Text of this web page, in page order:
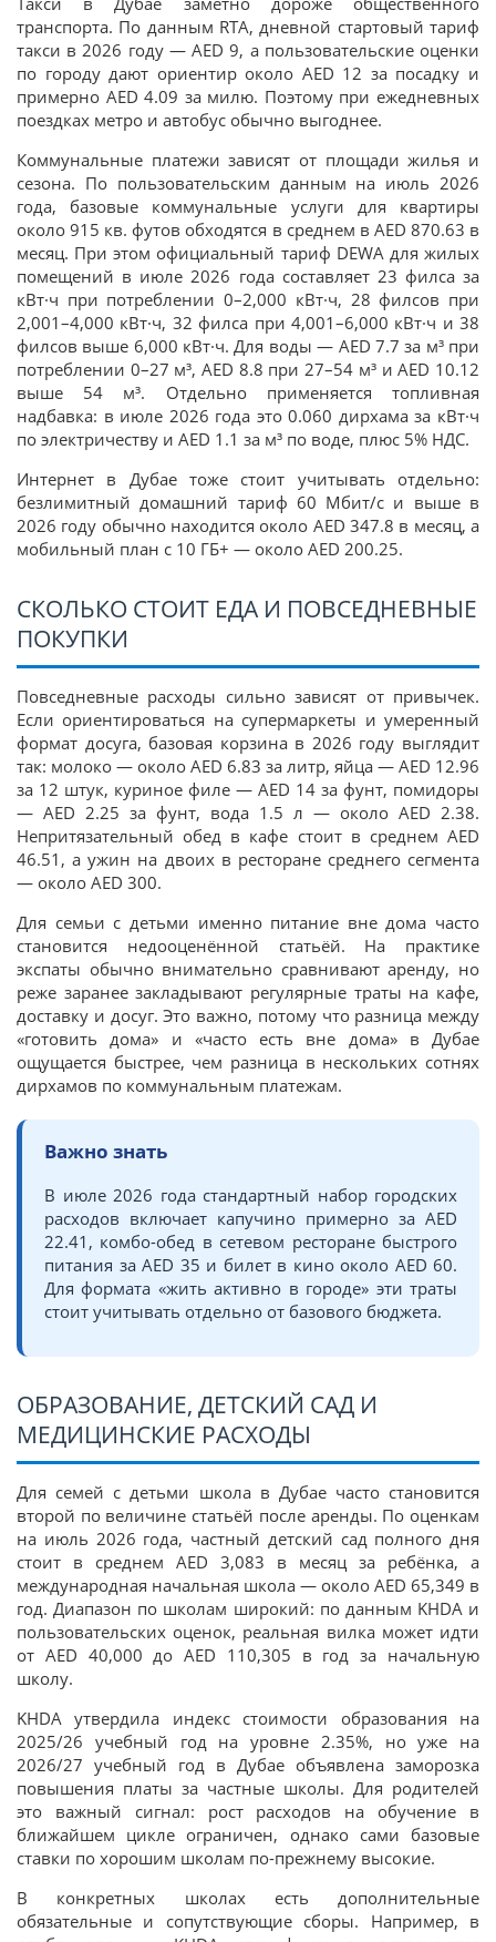
транспорта. По данным RTA, дневной стартовый тариф
такси в 2026 году — AED 9, а пользовательские оценки
по городу дают ориентир около AED 12 за посадку и
примерно AED 4.09 за милю. Поэтому при ежедневных
поездках метро и автобус обычно выгоднее.
Коммунальные платежи зависят от площади жилья и
сезона. По пользовательским данным на июль 2026
года, базовые коммунальные услуги для квартиры
около 915 кв. футов обходятся в среднем в AED 870.63 в
месяц. При этом официальный тариф DEWA для жилых
помещений в июле 2026 года составляет 23 филса за
кВт·ч при потреблении 0–2,000 кВт·ч, 28 филсов при
2,001–4,000 кВт·ч, 32 филса при 4,001–6,000 кВт·ч и 38
филсов выше 6,000 кВт·ч. Для воды — AED 7.7 за м³ при
потреблении 0–27 м³, AED 8.8 при 27–54 м³ и AED 10.12
выше 54 м³. Отдельно применяется топливная
надбавка: в июле 2026 года это 0.060 дирхама за кВт·ч
по электричеству и AED 1.1 за м³ по воде, плюс 5% НДС.
Интернет в Дубае тоже стоит учитывать отдельно:
безлимитный домашний тариф 60 Мбит/с и выше в
2026 году обычно находится около AED 347.8 в месяц, а
мобильный план с 10 ГБ+ — около AED 200.25.
СКОЛЬКО СТОИТ ЕДА И ПОВСЕДНЕВНЫЕ
ПОКУПКИ
Повседневные расходы сильно зависят от привычек.
Если ориентироваться на супермаркеты и умеренный
формат досуга, базовая корзина в 2026 году выглядит
так: молоко — около AED 6.83 за литр, яйца — AED 12.96
за 12 штук, куриное филе — AED 14 за фунт, помидоры
— AED 2.25 за фунт, вода 1.5 л — около AED 2.38.
Непритязательный обед в кафе стоит в среднем AED
46.51, а ужин на двоих в ресторане среднего сегмента
— около AED 300.
Для семьи с детьми именно питание вне дома часто
становится недооценённой статьёй. На практике
экспаты обычно внимательно сравнивают аренду, но
реже заранее закладывают регулярные траты на кафе,
доставку и досуг. Это важно, потому что разница между
«готовить дома» и «часто есть вне дома» в Дубае
ощущается быстрее, чем разница в нескольких сотнях
дирхамов по коммунальным платежам.
Важно знать
В июле 2026 года стандартный набор городских
расходов включает капучино примерно за AED
22.41, комбо-обед в сетевом ресторане быстрого
питания за AED 35 и билет в кино около AED 60.
Для формата «жить активно в городе» эти траты
стоит учитывать отдельно от базового бюджета.
ОБРАЗОВАНИЕ, ДЕТСКИЙ САД И
МЕДИЦИНСКИЕ РАСХОДЫ
Для семей с детьми школа в Дубае часто становится
второй по величине статьёй после аренды. По оценкам
на июль 2026 года, частный детский сад полного дня
стоит в среднем AED 3,083 в месяц за ребёнка, а
международная начальная школа — около AED 65,349 в
год. Диапазон по школам широкий: по данным KHDA и
пользовательских оценок, реальная вилка может идти
от AED 40,000 до AED 110,305 в год за начальную
школу.
KHDA утвердила индекс стоимости образования на
2025/26 учебный год на уровне 2.35%, но уже на
2026/27 учебный год в Дубае объявлена заморозка
повышения платы за частные школы. Для родителей
это важный сигнал: рост расходов на обучение в
ближайшем цикле ограничен, однако сами базовые
ставки по хорошим школам по-прежнему высокие.
В конкретных школах есть дополнительные
обязательные и сопутствующие сборы. Например, в